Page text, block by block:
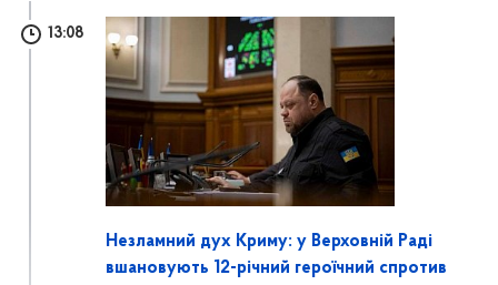
13:08
Незламний дух Криму: у Верховній Раді
вшановують 12-річний героїчний спротив